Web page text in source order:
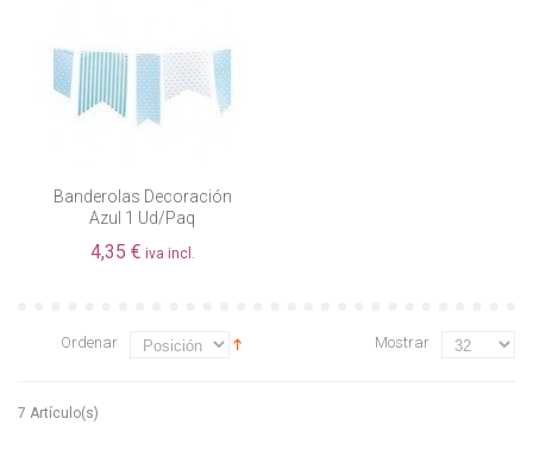
Banderolas Decoración
Azul 1 Ud/paq
4,35 € iva incl.
Ordenar Mostrar
7 Artículo(s)